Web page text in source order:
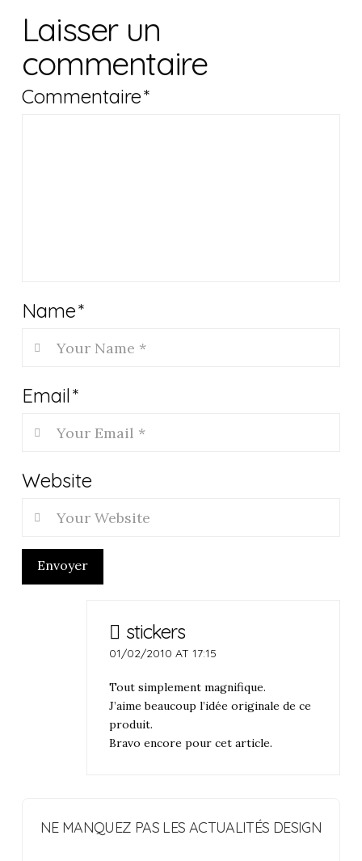
Laisser un
commentaire
Commentaire*
Name*
Email*
Website
Envoyer
stickers
01/02/2010 AT 17:15
Tout simplement magnifique.
J’aime beaucoup l’idée originale de ce
produit.
Bravo encore pour cet article.
NE MANQUEZ PAS LES ACTUALITÉS DESIGN